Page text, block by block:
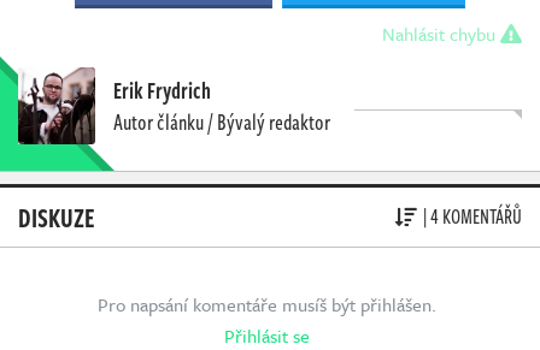
Nahlásit chybu
Erik Frydrich
Autor článku / Bývalý redaktor
DISKUZE | 4 KOMENTÁŘŮ
Pro napsání komentáře musíš být přihlášen.
Přihlásit se